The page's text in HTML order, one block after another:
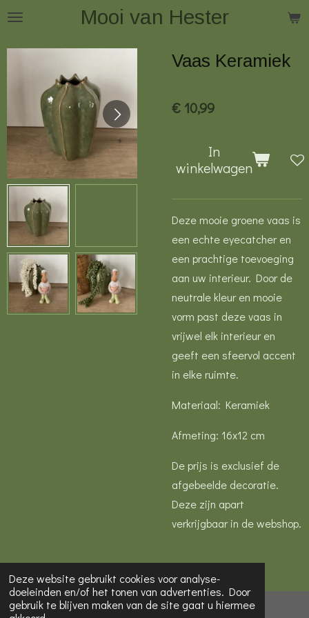
Deze website gebruikt cookies voor analyse-
doeleinden en/of het tonen van advertenties. Door
gebruik te blijven maken van de site gaat u hiermee
Ga
hoofdinhoud
Mooi van Hester
Vaas Keramiek
€ 10,99
In
winkelwagen
Deze mooie groene vaas is
een echte eyecatcher en
een prachtige toevoeging
aan uw interieur. Door de
neutrale kleur en mooie
vorm past deze vaas in
vrijwel elk interieur en
geeft een sfeervol accent
in elke ruimte.
Materiaal: Keramiek
Afmeting: 16x12 cm
De prijs is exclusief de
afgebeelde decoratie.
Deze zijn apart
verkrijgbaar in de webshop.
© 2022 - 2026 Mooi van Hester